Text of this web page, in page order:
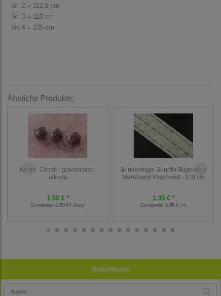
Artikelsuche
Gr. 2 = 112,5 cm
Gr. 3 = 119 cm
Gr. 4 = 135 cm
Ähnliche Produkte:
Knopf - Dirndl - galvanisiert -
altrosa
1,50 € *
Grundpreis: 1,50 € / Stück
Bundeinlage Bundfix Bügelvlies
Stanzband Vlies weiß - 100 cm
1,95 € *
Grundpreis: 1,95 € / m